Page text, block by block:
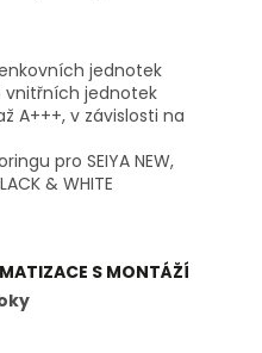
jednotek
vnitřních jednotek
A+++, v závislosti na
pro SEIYA NEW,
& WHITE
S MONTÁŽÍ